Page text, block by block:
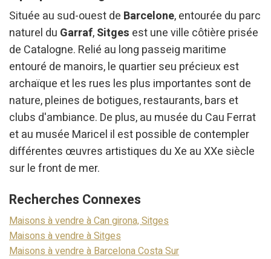
Située au sud-ouest de Barcelone, entourée du parc
naturel du Garraf,Sitges est une ville côtière prisée
de Catalogne. Relié au long passeig maritime
entouré de manoirs, le quartier seu précieux est
archaïque et les rues les plus importantes sont de
nature, pleines de botigues, restaurants, bars et
clubs d'ambiance. De plus, au musée du Cau Ferrat
et au musée Maricel il est possible de contempler
différentes œuvres artistiques du Xe au XXe siècle
sur le front de mer.
Recherches Connexes
Maisons à vendre à Can girona, Sitges
Maisons à vendre à Sitges
Maisons à vendre à Barcelona Costa Sur